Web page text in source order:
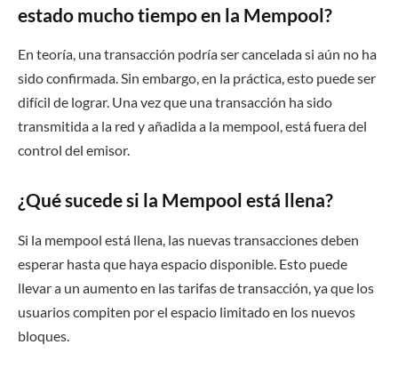
estado mucho tiempo en la Mempool?
En teoría, una transacción podría ser cancelada si aún no ha
sido confirmada. Sin embargo, en la práctica, esto puede ser
difícil de lograr. Una vez que una transacción ha sido
transmitida a la red y añadida a la mempool, está fuera del
control del emisor.
¿Qué sucede si la Mempool está llena?
Si la mempool está llena, las nuevas transacciones deben
esperar hasta que haya espacio disponible. Esto puede
llevar a un aumento en las tarifas de transacción, ya que los
usuarios compiten por el espacio limitado en los nuevos
bloques.